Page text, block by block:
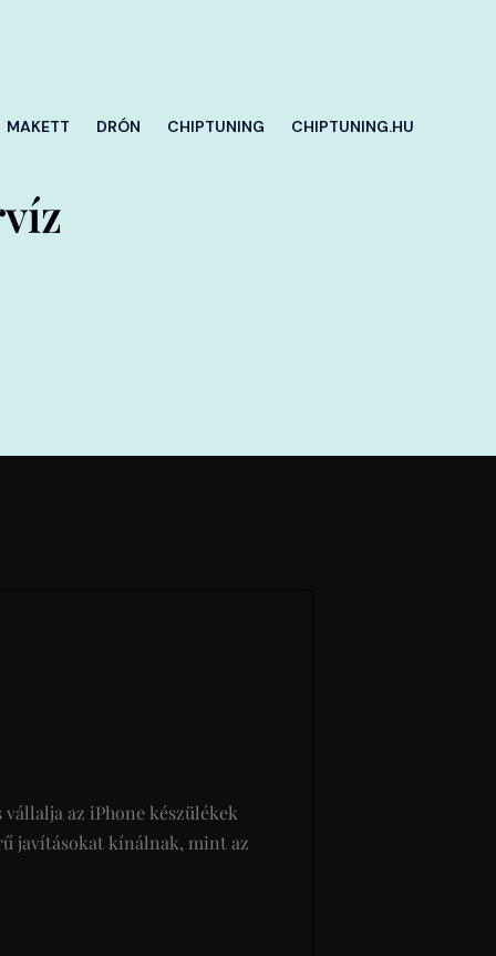
MAKETT DRÓN CHIPTUNING CHIPTUNING.HU
vállalja az iPhone készülékek
javításokat kínálnak, mint az